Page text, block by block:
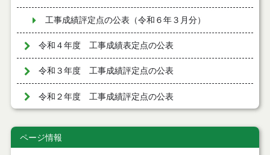
工事成績評定点の公表（令和６年３月分）
令和４年度 工事成績表定点の公表
令和３年度 工事成績評定点の公表
令和２年度 工事成績評定点の公表
ページ情報